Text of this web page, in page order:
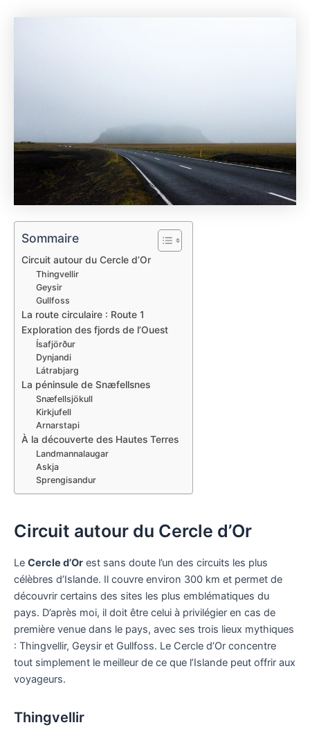
Sommaire
Circuit autour du Cercle d’Or
Thingvellir
Geysir
Gullfoss
La route circulaire : Route 1
Exploration des fjords de l’Ouest
Ísafjörður
Dynjandi
Látrabjarg
La péninsule de Snæfellsnes
Snæfellsjökull
Kirkjufell
Arnarstapi
À la découverte des Hautes Terres
Landmannalaugar
Askja
Sprengisandur
Circuit autour du Cercle d’Or
Le Cercle d’Or est sans doute l’un des circuits les plus
célèbres d’Islande. Il couvre environ 300 km et permet de
découvrir certains des sites les plus emblématiques du
pays. D’après moi, il doit être celui à privilégier en cas de
première venue dans le pays, avec ses trois lieux mythiques
: Thingvellir, Geysir et Gullfoss. Le Cercle d’Or concentre
tout simplement le meilleur de ce que l’Islande peut offrir aux
voyageurs.
Thingvellir